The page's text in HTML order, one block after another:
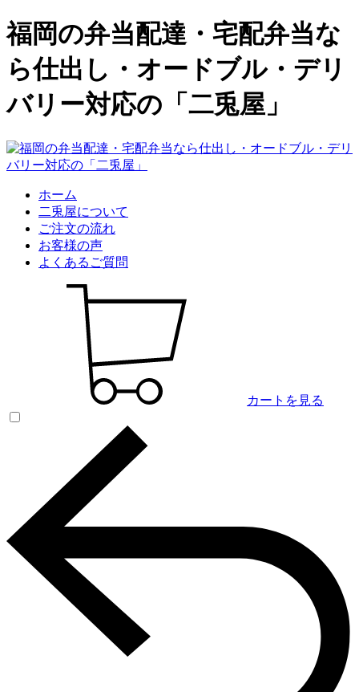
福岡の弁当配達・宅配弁当な
ら仕出し・オードブル・デリ
バリー対応の「二兎屋」
ホーム
二兎屋について
ご注文の流れ
お客様の声
よくあるご質問
カートを見る